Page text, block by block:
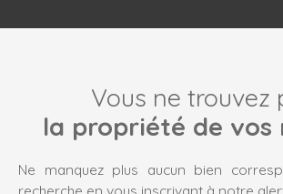
Vous ne trouvez
la propriété de vos
Ne manquez plus aucun bien